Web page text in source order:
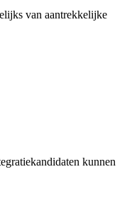
van aantrekkelijke
kunnen